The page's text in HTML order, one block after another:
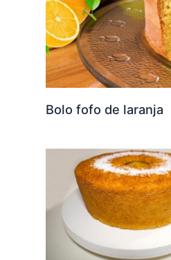
Bolo fofo de laranja